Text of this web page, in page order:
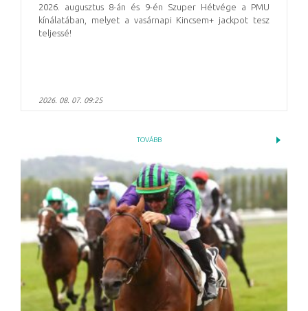
2026. augusztus 8-án és 9-én Szuper Hétvége a PMU
kínálatában, melyet a vasárnapi Kincsem+ jackpot tesz
teljessé!
2026. 08. 07. 09:25
TOVÁBB